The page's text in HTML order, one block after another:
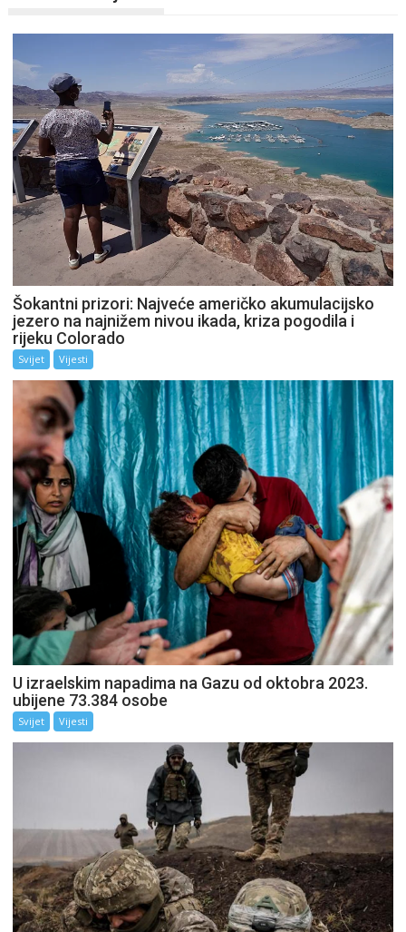
Šokantni prizori: Najveće američko akumulacijsko
jezero na najnižem nivou ikada, kriza pogodila i
rijeku Colorado
Svijet Vijesti
U izraelskim napadima na Gazu od oktobra 2023.
ubijene 73.384 osobe
Svijet Vijesti